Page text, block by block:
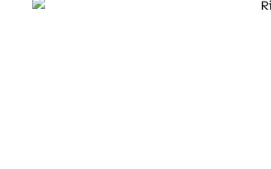
Bildergalerie überspringen